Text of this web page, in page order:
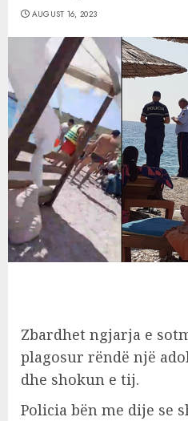
AUGUST 16, 2023
Zbardhet ngjarja e
plagosur rëndë një
dhe shokun e tij.
Policia bën me dije se